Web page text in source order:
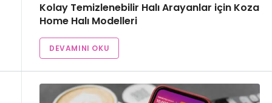
Kolay Temizlenebilir Halı Arayanlar için Koza
Home Halı Modelleri
DEVAMINI OKU